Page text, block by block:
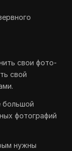
свои фото-
свой
большой
фотографий
нужны